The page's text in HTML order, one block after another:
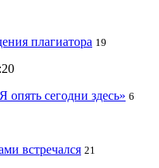
плагиатора 19
сегодни здесь» 6
встречался 21